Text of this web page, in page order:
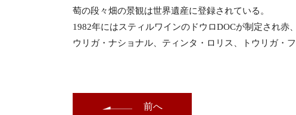
萄の段々畑の景観は世界遺産に登録されている。
1982年にはスティルワインのドウロDOCが制定され
ウリガ・ナショナル、ティンタ・ロリス、トウリガ・
前へ